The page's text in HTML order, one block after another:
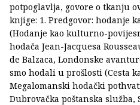
potpoglavlja, govore o tkanju
knjige: 1. Predgovor: hodanje
(Hodanje kao kulturno-
hodača Jean-Jacquesa
de Balzaca, Londonske
smo hodali u prošlosti (Cesta
Megalomanski hodački
Dubrovačka poštanska